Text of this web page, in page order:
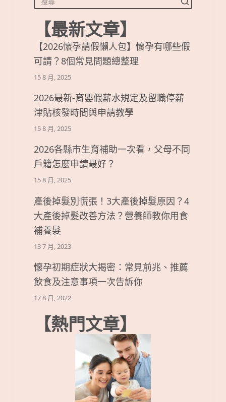
【最新文章】
【2026懷孕請假懶人包】懷孕有哪些假
可請？8個常見問題總整理
15 8 月, 2025
2026最新-育嬰假薪水規定及留職停薪
津貼核發時間與申請教學
15 8 月, 2025
2026各縣市生育補助一次看，父母不同
戶籍怎麼申請最好？
15 8 月, 2025
產後掉髮別慌張！3大產後掉髮原因？4
大產後掉髮改善方法？營養師教你用食
補養髮
13 7 月, 2023
懷孕初期症狀大揭密：常見前兆、推薦
飲食及注意事項一次告訴你
17 8 月, 2022
【熱門文章】